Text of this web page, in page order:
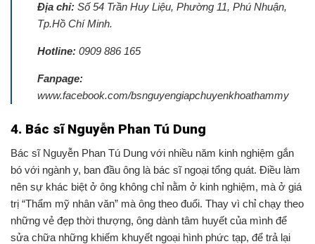
Địa chỉ: Số 54 Trần Huy Liệu, Phường 11, Phú Nhuận,
Tp.Hồ Chí Minh.
Hotline: 0909 886 165
Fanpage:
www.facebook.com/bsnguyengiapchuyenkhoathammy
4. Bác sĩ Nguyễn Phan Tú Dung
Bác sĩ Nguyễn Phan Tú Dung với nhiều năm kinh nghiệm gắn
bó với ngành y, ban đầu ông là bác sĩ ngoại tổng quát. Điều làm
nên sự khác biệt ở ông không chỉ nằm ở kinh nghiệm, mà ở giá
trị “Thẩm mỹ nhân văn” mà ông theo đuổi. Thay vì chỉ chạy theo
những vẻ đẹp thời thượng, ông dành tâm huyết của mình để
sửa chữa những khiếm khuyết ngoại hình phức tạp, để trả lại